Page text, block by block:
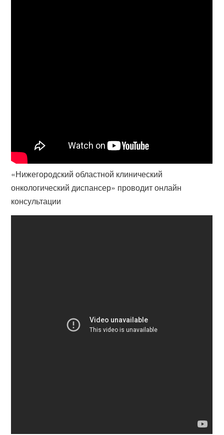
«Нижегородский областной клинический
онкологический диспансер» проводит онлайн
консультации